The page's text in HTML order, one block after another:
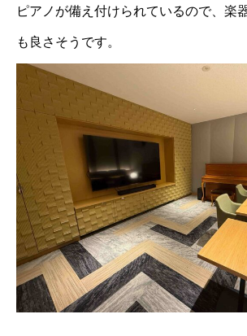
ピアノが備え付けられているので、楽
も良さそうです。